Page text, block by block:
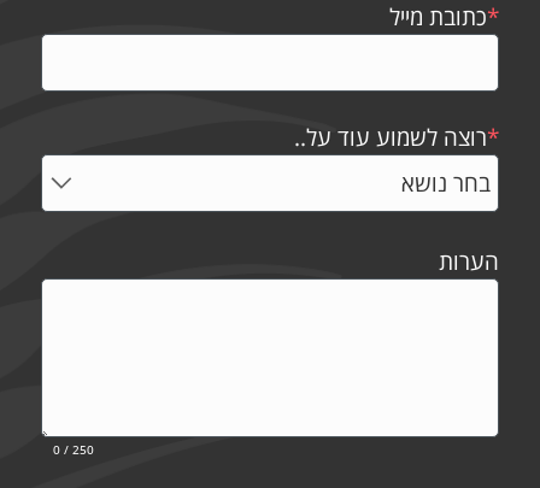
*כתובת מייל
*רוצה לשמוע עוד על..
הערות
0 / 250